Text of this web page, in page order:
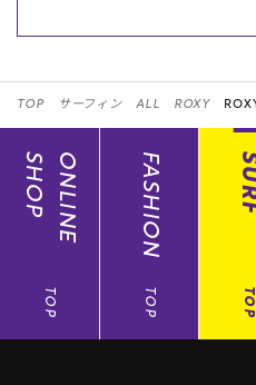
TOP サーフィン ALL ROXY
ONLINE
SHOP
TOP
FASHION
TOP TOP